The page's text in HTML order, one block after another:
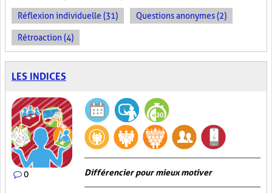
Réflexion individuelle (31) Questions anonymes (2)
Rétroaction (4)
LES INDICES
0 Différencier pour mieux motiver